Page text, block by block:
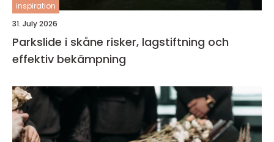
inspiration
31. July 2026
Parkslide i skåne risker, lagstiftning och
effektiv bekämpning